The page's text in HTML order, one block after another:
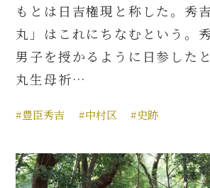
もとは日吉権現と称した。秀
丸」はこれにちなむという。
男子を授かるように日参した
丸生母祈…
#豊臣秀吉 #中村区 #史跡